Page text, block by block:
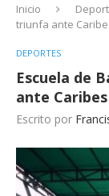
Inicio
triunfa ante
DEPORTES
Escuela de
ante Caribes
Escrito por